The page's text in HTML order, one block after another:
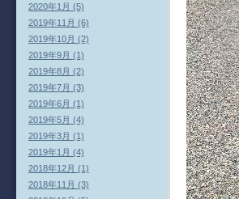
2020年1月 (5)
2019年11月 (6)
2019年10月 (2)
2019年9月 (1)
2019年8月 (2)
2019年7月 (3)
2019年6月 (1)
2019年5月 (4)
2019年3月 (1)
2019年1月 (4)
2018年12月 (1)
2018年11月 (3)